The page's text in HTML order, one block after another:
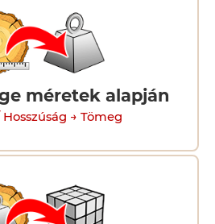
méretek alapján
→ Tömeg